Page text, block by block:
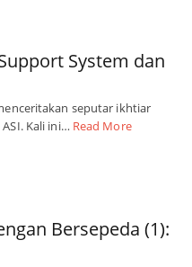
System dan
seputar ikhtiar
Kali ini… Read More
Bersepeda (1):